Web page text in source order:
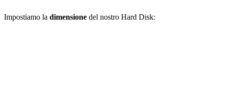
Impostiamo la dimensione del nostro Hard Disk: